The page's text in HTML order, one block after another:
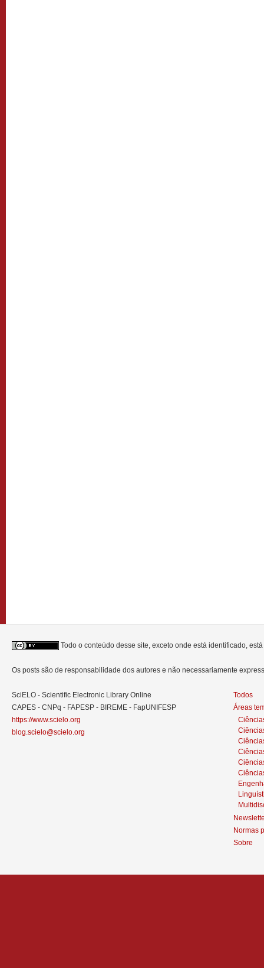
Todo o conteúdo desse site, exceto onde está identificado,
Os posts são de responsabilidade dos autores e não necessariamente
SciELO - Scientific Electronic Library Online
CAPES - CNPq - FAPESP - BIREME - FapUNIFESP
https://www.scielo.org
blog.scielo@scielo.org
Todos
Áreas
Normas
Sobre